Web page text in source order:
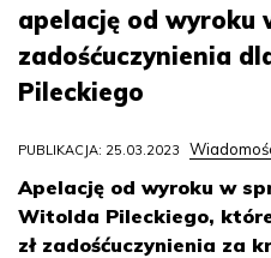
apelację od wyroku
zadośćuczynienia
Pileckiego
PUBLIKACJA: 25.03.2023
Apelację od wyroku w
Witolda Pileckiego,
zł zadośćuczynienia za